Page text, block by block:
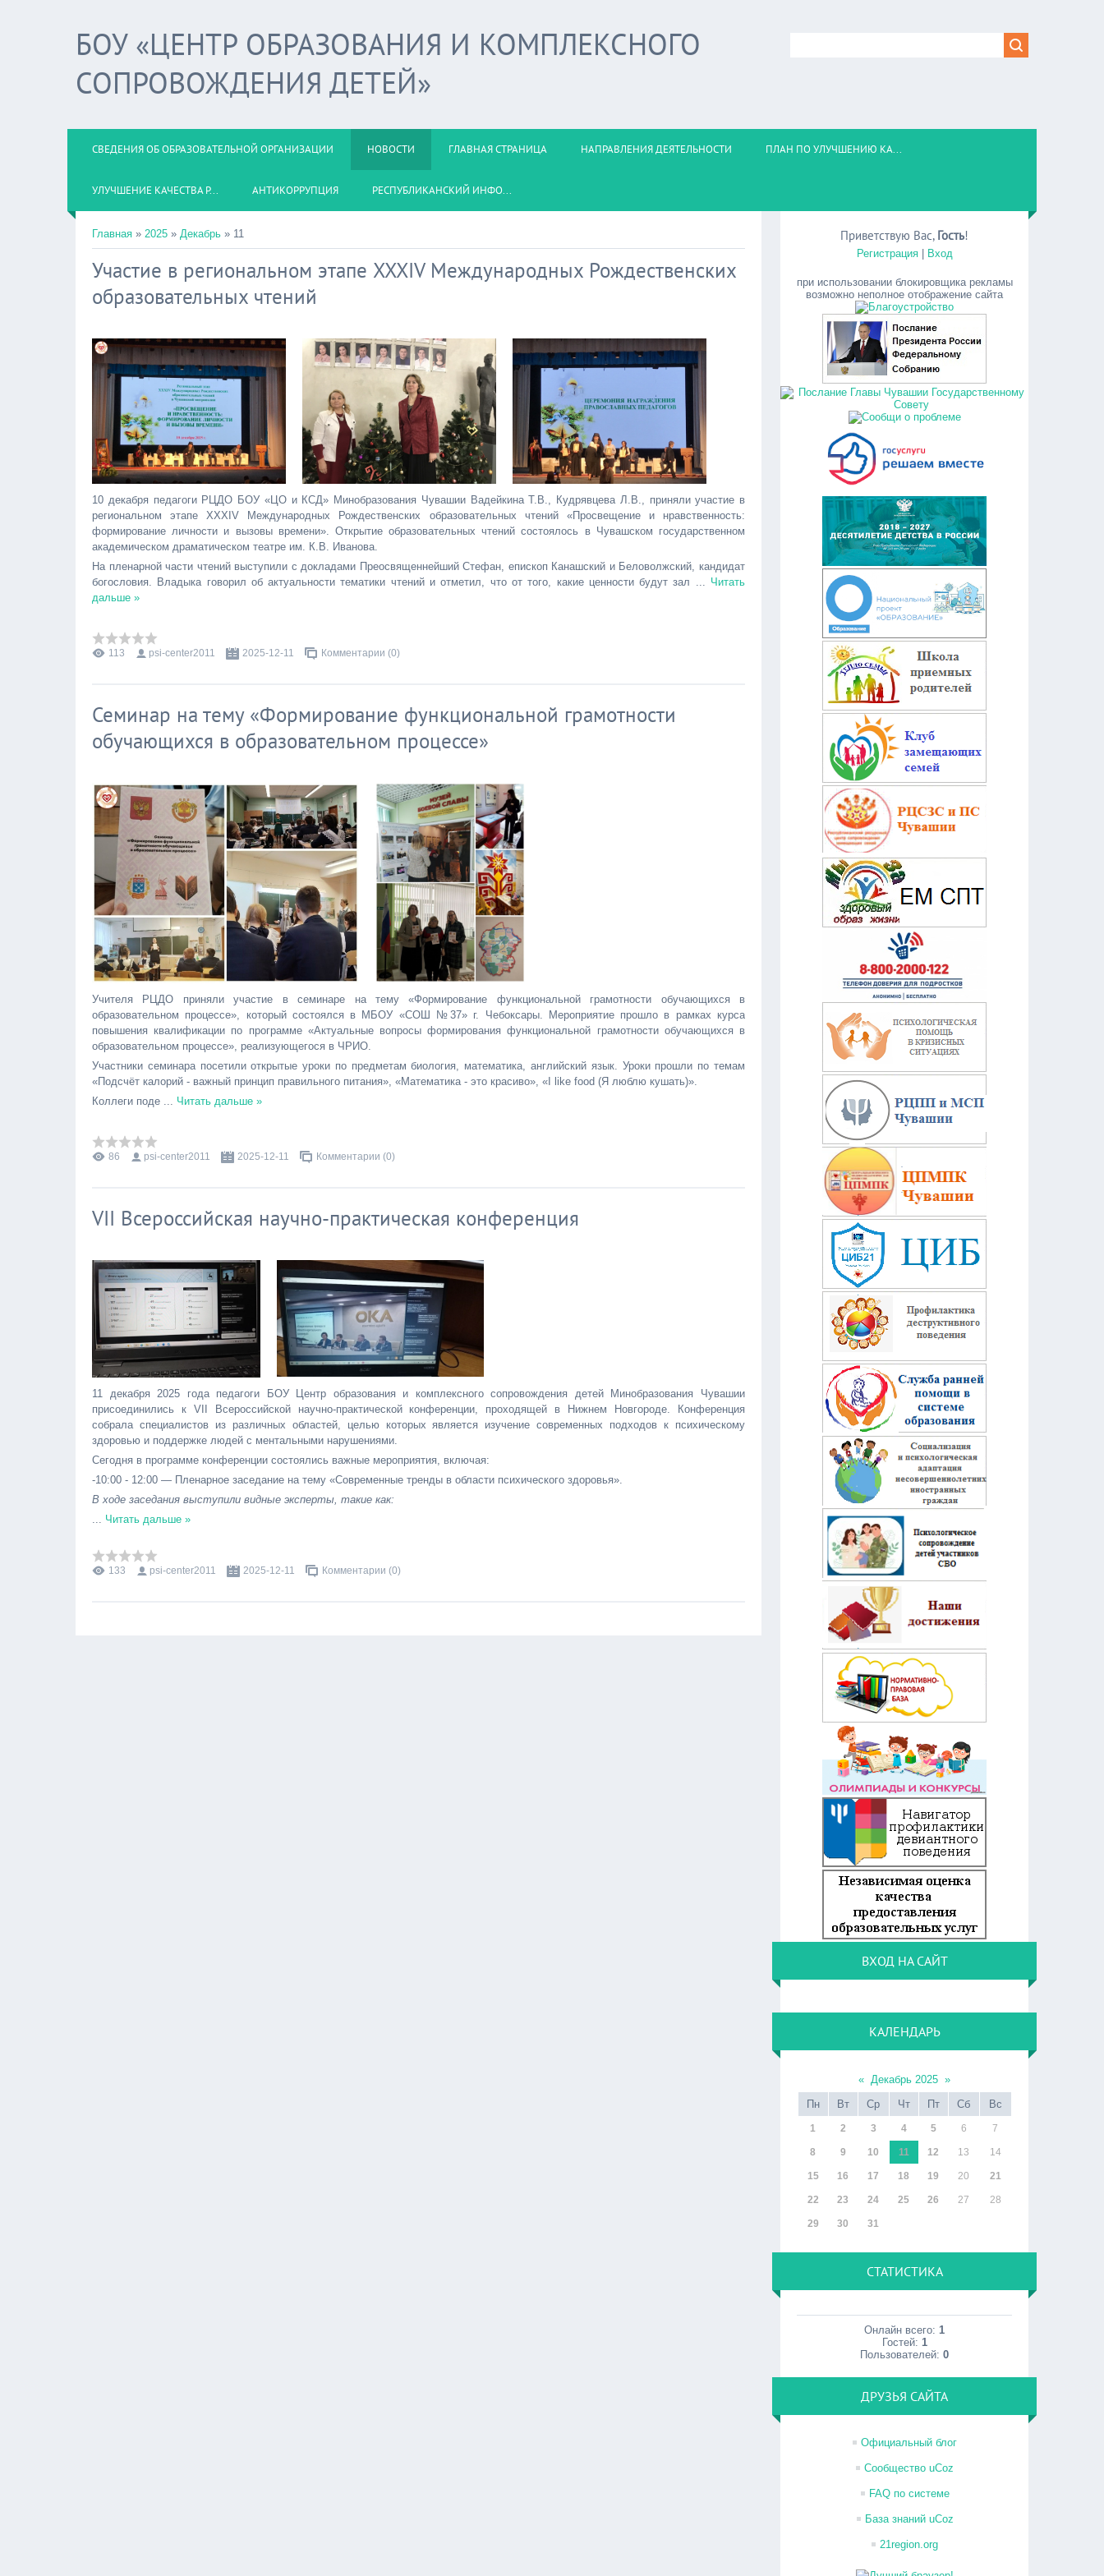
БОУ «ЦЕНТР ОБРАЗОВАНИЯ И КОМПЛЕКСНОГО
СОПРОВОЖДЕНИЯ ДЕТЕЙ»
СВЕДЕНИЯ ОБ ОБРАЗОВАТЕЛЬНОЙ ОРГАНИЗАЦИИ НОВОСТИ ГЛАВНАЯ СТРАНИЦА НАПРАВЛЕНИЯ ДЕЯТЕЛЬНОСТИ ПЛАН ПО УЛУЧШЕНИЮ КА...
УЛУЧШЕНИЕ КАЧЕСТВА Р... АНТИКОРРУПЦИЯ РЕСПУБЛИКАНСКИЙ ИНФО...
Главная » 2025 » Декабрь » 11
Участие в региональном этапе XXXIV Международных Рождественских
образовательных чтений
10 декабря педагоги РЦДО БОУ «ЦО и КСД» Минобразования Чувашии Вадейкина Т.В., Кудрявцева Л.В., приняли участие в
региональном этапе XXXIV Международных Рождественских образовательных чтений «Просвещение и нравственность:
формирование личности и вызовы времени». Открытие образовательных чтений состоялось в Чувашском государственном
академическом драматическом театре им. К.В. Иванова.
На пленарной части чтений выступили с докладами Преосвященнейший Стефан, епископ Канашский и Беловолжский, кандидат
богословия. Владыка говорил об актуальности тематики чтений и отметил, что от того, какие ценности будут зал ... Читать
дальше »
113 psi-center2011 2025-12-11 Комментарии (0)
Семинар на тему «Формирование функциональной грамотности
обучающихся в образовательном процессе»
Учителя РЦДО приняли участие в семинаре на тему «Формирование функциональной грамотности обучающихся в
образовательном процессе», который состоялся в МБОУ «СОШ №37» г. Чебоксары. Мероприятие прошло в рамках курса
повышения квалификации по программе «Актуальные вопросы формирования функциональной грамотности обучающихся в
образовательном процессе», реализующегося в ЧРИО.
Участники семинара посетили открытые уроки по предметам биология, математика, английский язык. Уроки прошли по темам
«Подсчёт калорий - важный принцип правильного питания», «Математика - это красиво», «I like food (Я люблю кушать)».
Коллеги поде
Читать дальше »
86 psi-center2011 2025-12-11 Комментарии (0)
VII Всероссийская научно-практическая конференция
11 декабря 2025 года педагоги БОУ Центр образования и комплексного сопровождения детей Минобразования Чувашии
присоединились к VII Всероссийской научно-практической конференции, проходящей в Нижнем Новгороде. Конференция
собрала специалистов из различных областей, целью которых является изучение современных подходов к психическому
здоровью и поддержке людей с ментальными нарушениями.
Сегодня в программе конференции состоялись важные мероприятия, включая:
-10:00 - 12:00 — Пленарное заседание на тему «Современные тренды в области психического здоровья».
В ходе заседания выступили видные эксперты, такие как:
Читать дальше »
133 psi-center2011 2025-12-11 Комментарии (0)
Приветствую Вас, Гость!
Регистрация| Вход
при использовании блокировщика рекламы
возможно неполное отображение сайта
ВХОД НА САЙТ
КАЛЕНДАРЬ
« Декабрь 2025 »
Пн
Вт Ср Чт Пт Сб Вс
1 2 3 4 5 6 7
8 9 10 11 12 13 14
15 16 17 18 19 20 21
22 23 24 25 26 27 28
29 30 31
СТАТИСТИКА
Онлайн всего:1
Гостей: 1
Пользователей:0
ДРУЗЬЯ САЙТА
Официальный блог
Сообщество uCoz
FAQ по системе
База знаний uCoz
21region.org